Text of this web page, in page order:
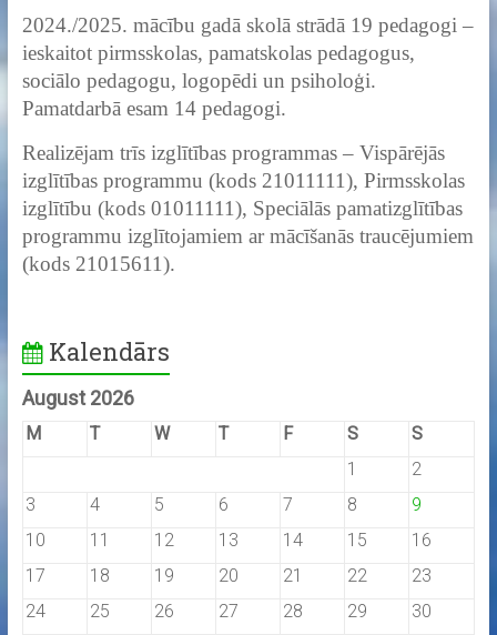
2024./2025. mācību gadā skolā strādā 19 pedagogi –
ieskaitot pirmsskolas, pamatskolas pedagogus,
sociālo pedagogu, logopēdi un psiholoģi.
Pamatdarbā esam 14 pedagogi.
Realizējam trīs izglītības programmas – Vispārējās
izglītības programmu (kods 21011111), Pirmsskolas
izglītību (kods 01011111), Speciālās pamatizglītības
programmu izglītojamiem ar mācīšanās traucējumiem
(kods 21015611).
Kalendārs
August 2026
M T W T F S
S
1
2
3
4 5 6 7 8
9
10
11 12 13 14 15
16
17
18 19 20 21 22
23
24
25 26 27 28 29
30